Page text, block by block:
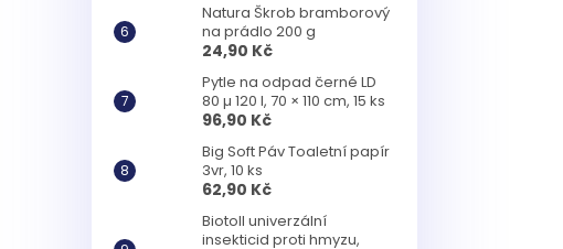
Natura Škrob bramborový
na prádlo 200 g
24,90 Kč
Pytle na odpad černé LD
80 µ 120 l, 70 × 110 cm, 15 ks
96,90 Kč
Big Soft Páv Toaletní papír
3vr, 10 ks
62,90 Kč
Biotoll univerzální
insekticid proti hmyzu,